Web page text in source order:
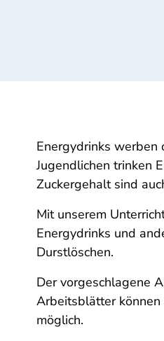
Energydrinks werben
Jugendlichen trinken
Zuckergehalt sind
Mit unserem
Energydrinks und
Durstlöschen.
Der vorgeschlagene
Arbeitsblätter
möglich.